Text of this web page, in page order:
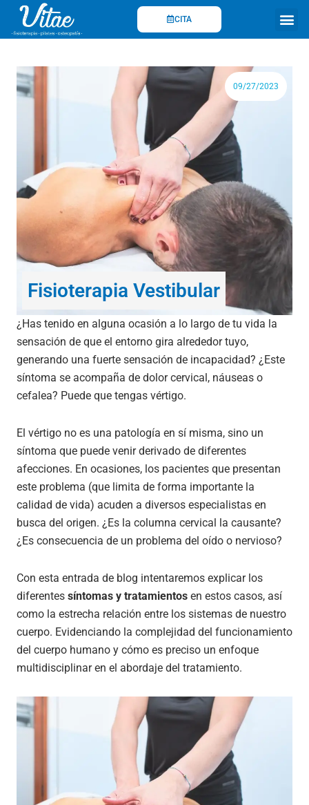
CITA
09/27/2023
Fisioterapia Vestibular
¿Has tenido en alguna ocasión a lo largo de tu vida la
sensación de que el entorno gira alrededor tuyo,
generando una fuerte sensación de incapacidad? ¿Este
síntoma se acompaña de dolor cervical, náuseas o
cefalea? Puede que tengas vértigo.
El vértigo no es una patología en sí misma, sino un
síntoma que puede venir derivado de diferentes
afecciones. En ocasiones, los pacientes que presentan
este problema (que limita de forma importante la
calidad de vida) acuden a diversos especialistas en
busca del origen. ¿Es la columna cervical la causante?
¿Es consecuencia de un problema del oído o nervioso?
Con esta entrada de blog intentaremos explicar los
diferentes síntomas y tratamientos en estos casos, así
como la estrecha relación entre los sistemas de nuestro
cuerpo. Evidenciando la complejidad del funcionamiento
del cuerpo humano y cómo es preciso un enfoque
multidisciplinar en el abordaje del tratamiento.